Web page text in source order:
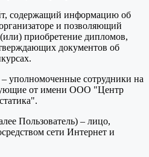
содержащий информацию об
и позволяющий
приобретение дипломов,
документов об
уполномоченные сотрудники на
от имени ООО "Центр
Пользователь) – лицо,
сети Интернет и